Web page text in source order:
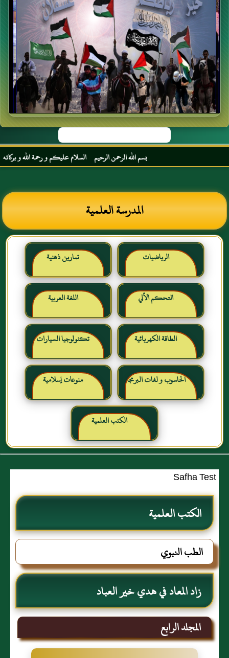
بسم الله الرحمن الرحيم السلام عليكم و رحمة الله و بركاته
المدرسة العلمية
الرياضيات تمارين ذهنية
التحكم الألي اللغة العربية
الطاقة الكهربائية تكنولوجيا السيارات
الحاسوب و لغات البرمجة منوعات إسلامية
الكتب العلمية
Safha Test
الكتب العلمية
الطب النبوي
زاد المعاد في هدي خير العباد
المجلد الرابع